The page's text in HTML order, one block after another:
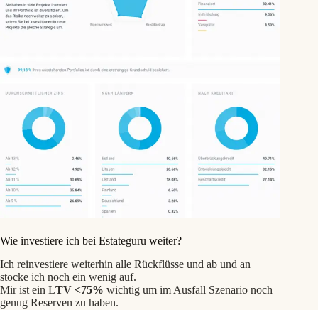
Wie investiere ich bei Estateguru weiter?
Ich reinvestiere weiterhin alle Rückflüsse und ab und an
stocke ich noch ein wenig auf.
Mir ist ein LTV <75% wichtig um im Ausfall Szenario noch
genug Reserven zu haben.